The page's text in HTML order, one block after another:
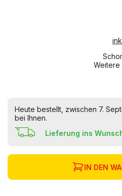
Weitere
Heute bestellt, zwischen 7.
bei Ihnen.
Lieferung ins
IN DEN